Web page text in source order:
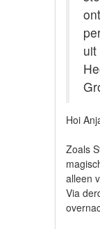
Hoi
Zoals
alleen
Via